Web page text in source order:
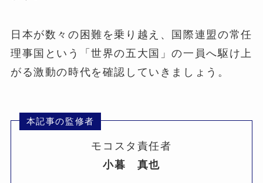
日本が数々の困難を乗り越え、国際連盟の常任
理事国という「世界の五大国」の一員へ駆け上
がる激動の時代を確認していきましょう。
本記事の監修者
モコスタ責任者
小暮 真也